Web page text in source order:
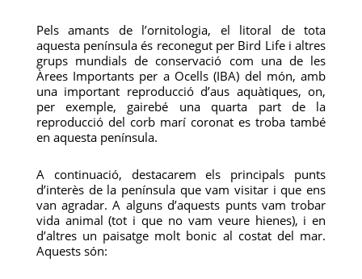
Pels amants de l’ornitologia, el litoral de tota
aquesta península és reconegut per Bird Life i altres
grups mundials de conservació com una de les
Àrees Importants per a Ocells (IBA) del món, amb
una important reproducció d’aus aquàtiques, on,
per exemple, gairebé una quarta part de la
reproducció del corb marí coronat es troba també
en aquesta península.
A continuació, destacarem els principals punts
d’interès de la península que vam visitar i que ens
van agradar. A alguns d’aquests punts vam trobar
vida animal (tot i que no vam veure hienes), i en
d’altres un paisatge molt bonic al costat del mar.
Aquests són: